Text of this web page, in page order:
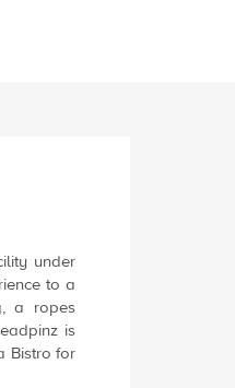
under
to a
a ropes
is
Bistro for